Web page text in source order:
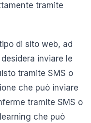
tramite
di sito web, ad
inviare le
tramite SMS o
che può inviare
tramite SMS o
che può